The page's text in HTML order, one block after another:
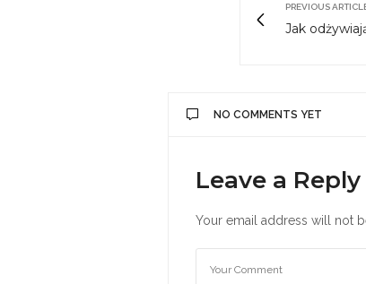
PREVIOUS
Jak
NO COMMENTS YET
Leave a Reply
Your email address will not